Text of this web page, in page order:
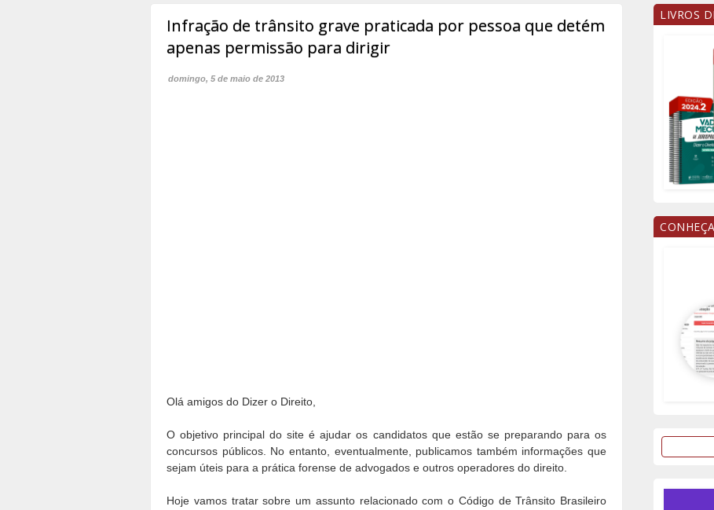
Infração de trânsito grave praticada por pessoa que detém
apenas permissão para dirigir
domingo, 5 de maio de 2013
Olá amigos do Dizer o Direito,
O objetivo principal do site é ajudar os candidatos que estão se preparando para os
concursos públicos. No entanto, eventualmente, publicamos também informações que
sejam úteis para a prática forense de advogados e outros operadores do direito.
Hoje vamos tratar sobre um assunto relacionado com o Código de Trânsito Brasileiro
LIVROS